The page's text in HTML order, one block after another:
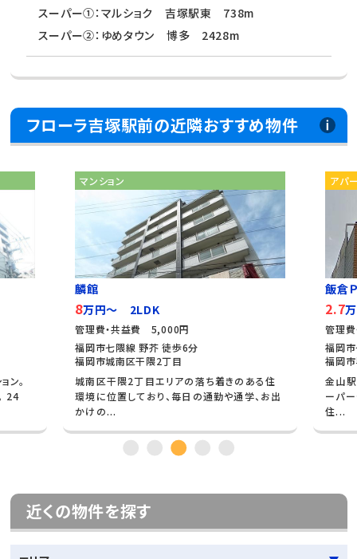
スーパー①：マルショク 吉塚駅東 738m
スーパー②：ゆめタウン 博多 2428m
フローラ吉塚駅前の近隣おすすめ物件
ン。
24
マンション
麟館
8万円～ 2LDK
管理費・共益費 5,000円
福岡市七隈線 野芥 徒歩6分
福岡市城南区干隈2丁目
城南区干隈2丁目エリアの落ち着きのある住
環境に位置しており、毎日の通勤や通学、お出
かけの...
アパ
飯倉
2.7
管理
福岡
福岡
金山
ーパ
住...
近くの物件を探す